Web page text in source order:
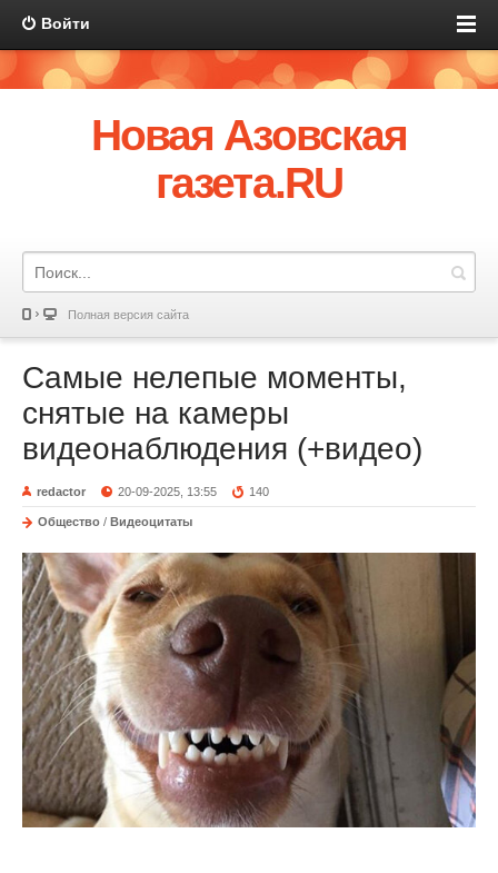
Войти
Новая Азовская
газета.RU
Полная версия сайта
Самые нелепые моменты,
снятые на камеры
видеонаблюдения (+видео)
redactor 20-09-2025, 13:55 140
Общество / Видеоцитаты